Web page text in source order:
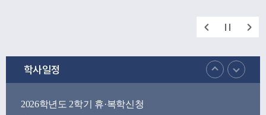
학사일정
2026학년도 2학기 휴·복학신청